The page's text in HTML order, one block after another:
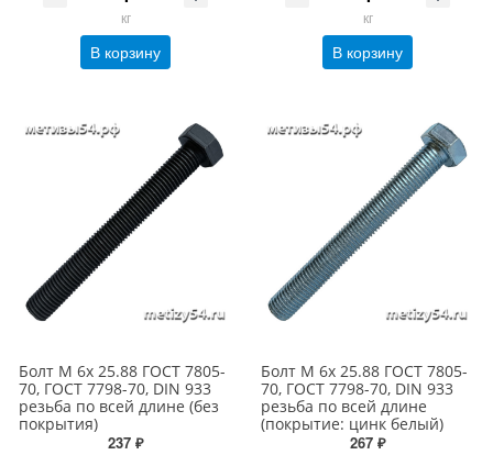
кг
В корзину
кг
В корзину
Болт М 6х 25.88 ГОСТ 7805-
70, ГОСТ 7798-70, DIN 933
резьба по всей длине (без
покрытия)
237 ₽
Болт М 6х 25.88 ГОСТ 7805-
70, ГОСТ 7798-70, DIN 933
резьба по всей длине
(покрытие: цинк белый)
267 ₽